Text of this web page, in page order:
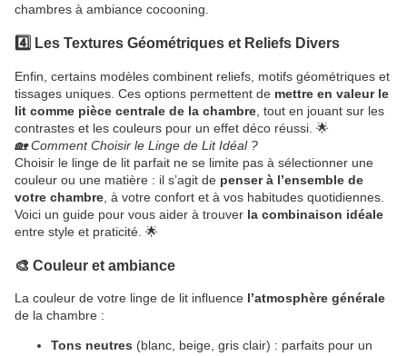
chambres à ambiance cocooning.
4️⃣ Les Textures Géométriques et Reliefs Divers
Enfin, certains modèles combinent reliefs, motifs géométriques et
tissages uniques. Ces options permettent de mettre en valeur le
lit comme pièce centrale de la chambre , tout en jouant sur les
contrastes et les couleurs pour un effet déco réussi. 🌟
🏡 Comment Choisir le Linge de Lit Idéal ?
Choisir le linge de lit parfait ne se limite pas à sélectionner une
couleur ou une matière : il s’agit de penser à l’ensemble de
votre chambre , à votre confort et à vos habitudes quotidiennes.
Voici un guide pour vous aider à trouver la combinaison idéale
entre style et praticité. 🌟
🎨 Couleur et ambiance
La couleur de votre linge de lit influence l’atmosphère générale
de la chambre :
Tons neutres (blanc, beige, gris clair) : parfaits pour un